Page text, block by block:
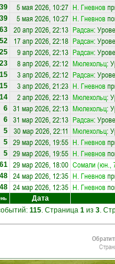
5 мая 2026, 10:27 Н. Гневнов
5 мая 2026, 10:27 Н. Гневнов
63 20 апр 2026, 22:13 Радсан:
52 17 апр 2026, 22:18 Радсан:
25 9 апр 2026, 22:13 Радсан:
23 8 апр 2026, 22:12 Мюлехольц:
15 3 апр 2026, 22:12 Радсан:
15 3 апр 2026, 21:23 Н. Гневнов
14 2 апр 2026, 22:13 Мюлехольц:
6 31 мар 2026, 22:13 Мюлехольц:
6 31 мар 2026, 22:13 Радсан:
5 30 мар 2026, 22:11 Мюлехольц:
5 29 мар 2026, 19:55 Н. Гневнов
5 29 мар 2026, 19:55 Н. Гневнов
29 мар 2026, 18:00 Сомали (юн.,
24 мар 2026, 12:35 Н. Гневнов
24 мар 2026, 12:35 Н. Гневнов
Дата
115. Страница 1 из 3.